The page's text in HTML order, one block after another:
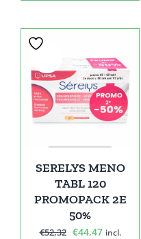
SERELYS MENO
TABL 120
PROMOPACK 2E
50%
€52,32 Oorspronkelijke
€44,47Huidige
incl.